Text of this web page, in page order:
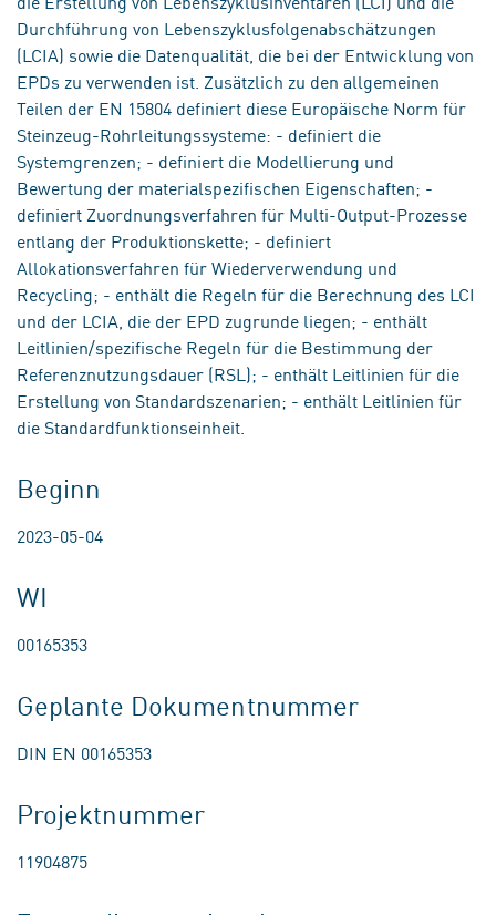
Durchführung von Lebenszyklusfolgenabschätzungen
(LCIA) sowie die Datenqualität, die bei der Entwicklung von
EPDs zu verwenden ist. Zusätzlich zu den allgemeinen
Teilen der EN 15804 definiert diese Europäische Norm für
Steinzeug-Rohrleitungssysteme: - definiert die
Systemgrenzen; - definiert die Modellierung und
Bewertung der materialspezifischen Eigenschaften; -
definiert Zuordnungsverfahren für Multi-Output-Prozesse
entlang der Produktionskette; - definiert
Allokationsverfahren für Wiederverwendung und
Recycling; - enthält die Regeln für die Berechnung des LCI
und der LCIA, die der EPD zugrunde liegen; - enthält
Leitlinien/spezifische Regeln für die Bestimmung der
Referenznutzungsdauer (RSL); - enthält Leitlinien für die
Erstellung von Standardszenarien; - enthält Leitlinien für
die Standardfunktionseinheit.
Beginn
2023-05-04
WI
00165353
Geplante Dokumentnummer
DIN EN 00165353
Projektnummer
11904875